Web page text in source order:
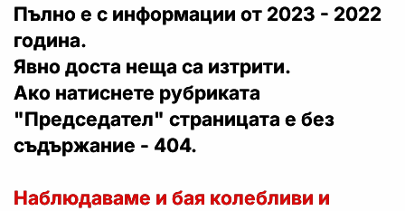
Пълно е с информации от 2023 - 2022
година.
Явно доста неща са изтрити.
Ако натиснете рубриката
"Председател" страницата е без
съдържание - 404.
Наблюдаваме и бая колебливи и